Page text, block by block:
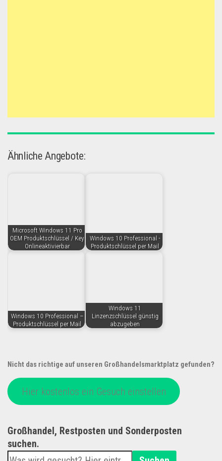
Ähnliche Angebote:
Microsoft Windows 11 Pro
OEM Produktschlüssel / Key
Onlineaktivierbar
Windows 10 Professional -
Produktschlüssel per Mail
Windows 10 Professional –
Produktschlüssel per Mail
Windows 11
Linzenzschlüssel günstig
abzugeben
Nicht das richtige auf unseren Großhandelsmarktplatz gefunden?
Hier kostenlos ein Gesuch einstellen
Großhandel, Restposten und Sonderposten
suchen.